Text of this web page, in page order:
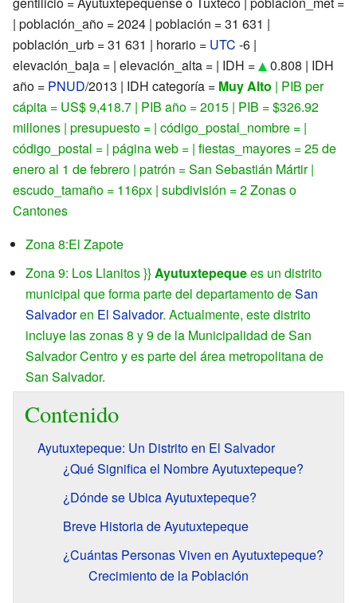
| población_año = 2024 | población = 31 631 |
población_urb = 31 631 | horario = UTC -6 |
elevación_baja = | elevación_alta = | IDH =
0.808 | IDH
año = PNUD/2013 | IDH categoría = Muy Alto | PIB per
cápita = US$ 9,418.7 | PIB año = 2015 | PIB = $326.92
millones | presupuesto = | código_postal_nombre = |
código_postal = | página web = | fiestas_mayores = 25 de
enero al 1 de febrero | patrón = San Sebastián Mártir |
escudo_tamaño = 116px | subdivisión = 2 Zonas o
Cantones
Zona 8:El Zapote
Zona 9: Los Llanitos }}Ayutuxtepequees un distrito
municipal que forma parte del departamento deSan
Salvadoren El Salvador. Actualmente, este distrito
incluye las zonas 8 y 9 de la Municipalidad de San
Salvador Centro y es parte del área metropolitana de
San Salvador.
Contenido
Ayutuxtepeque: Un Distrito en El Salvador
¿Qué Significa el Nombre Ayutuxtepeque?
¿Dónde se Ubica Ayutuxtepeque?
Breve Historia de Ayutuxtepeque
¿Cuántas Personas Viven en Ayutuxtepeque?
Crecimiento de la Población